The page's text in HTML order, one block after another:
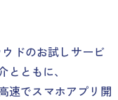
ドのお試しサービ
ともに、
速でスマホアプリ開